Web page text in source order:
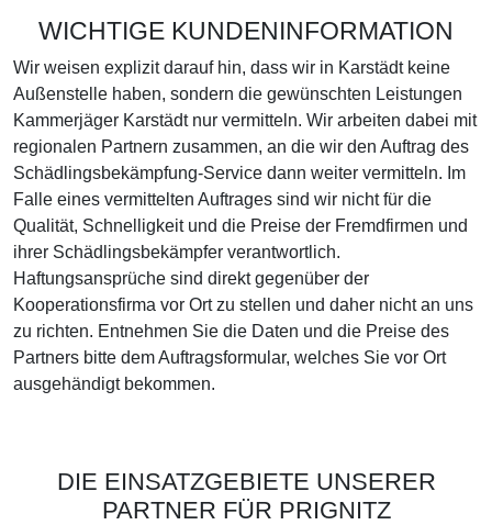
WICHTIGE KUNDENINFORMATION
Wir weisen explizit darauf hin, dass wir in Karstädt keine
Außenstelle haben, sondern die gewünschten Leistungen
Kammerjäger Karstädt nur vermitteln. Wir arbeiten dabei mit
regionalen Partnern zusammen, an die wir den Auftrag des
Schädlingsbekämpfung-Service dann weiter vermitteln. Im
Falle eines vermittelten Auftrages sind wir nicht für die
Qualität, Schnelligkeit und die Preise der Fremdfirmen und
ihrer Schädlingsbekämpfer verantwortlich.
Haftungsansprüche sind direkt gegenüber der
Kooperationsfirma vor Ort zu stellen und daher nicht an uns
zu richten. Entnehmen Sie die Daten und die Preise des
Partners bitte dem Auftragsformular, welches Sie vor Ort
ausgehändigt bekommen.
DIE EINSATZGEBIETE UNSERER
PARTNER FÜR PRIGNITZ